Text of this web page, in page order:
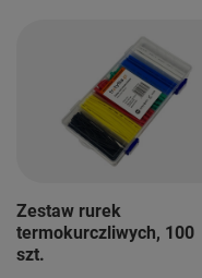
Zestaw rurek
termokurczliwych, 100
szt.